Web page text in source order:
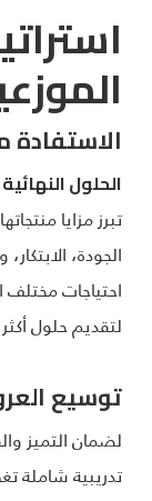
الحلول
تبرز مزايا
الجودة،
احتياجات
لتقديم حلول
توسيع
لضمان التميز